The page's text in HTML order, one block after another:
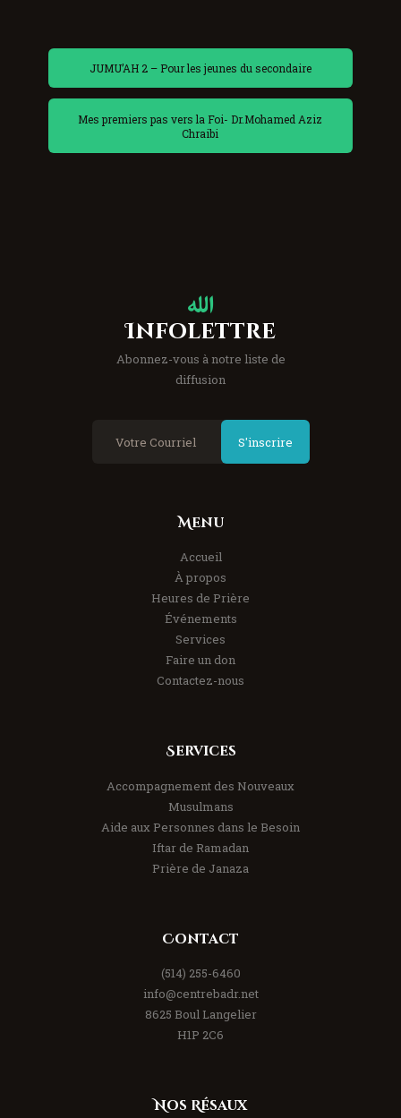
JUMU’AH 2 – Pour les jeunes du secondaire
Mes premiers pas vers la Foi- Dr.Mohamed Aziz
Chraibi
Infolettre
Abonnez-vous à notre liste de
diffusion
S'inscrire
Menu
Accueil
À propos
Heures de Prière
Événements
Services
Faire un don
Contactez-nous
Services
Accompagnement des Nouveaux
Musulmans
Aide aux Personnes dans le Besoin
Iftar de Ramadan
Prière de Janaza
Contact
(514) 255-6460
info@centrebadr.net
8625 Boul Langelier
H1P 2C6
Nos Résaux